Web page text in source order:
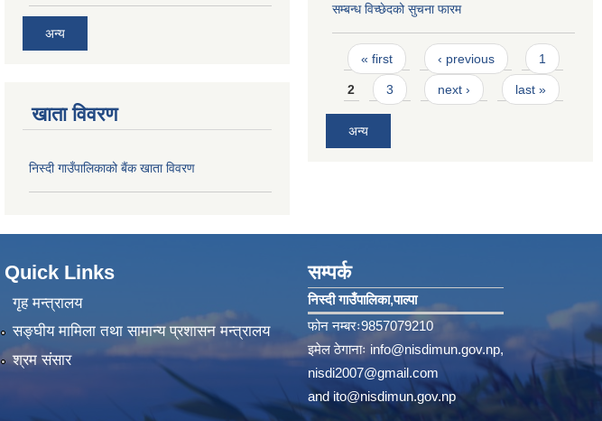
अन्य
खाता विवरण
निस्दी गाउँपालिकाको बैंक खाता विवरण
सम्बन्ध विच्छेदको सुचना फारम
Pages
« first ‹ previous 1
2 3 next › last »
अन्य
Quick Links
गृह मन्त्रालय
सङ्‍घीय मामिला तथा सामान्य प्रशासन मन्त्रालय
श्रम संसार
सम्पर्क
निस्दी गाउँपालिका‚पाल्पा
फोन नम्बरः9857079210
इमेल ठेगानाः info@nisdimun.gov.np,
nisdi2007@gmail.com
andito@nisdimun.gov.np